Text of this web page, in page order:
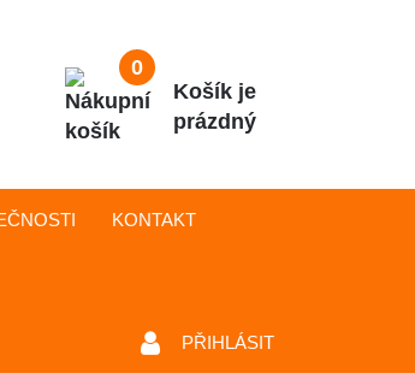
KONTAKT
PŘIHLÁSIT
0
Košík je
prázdný